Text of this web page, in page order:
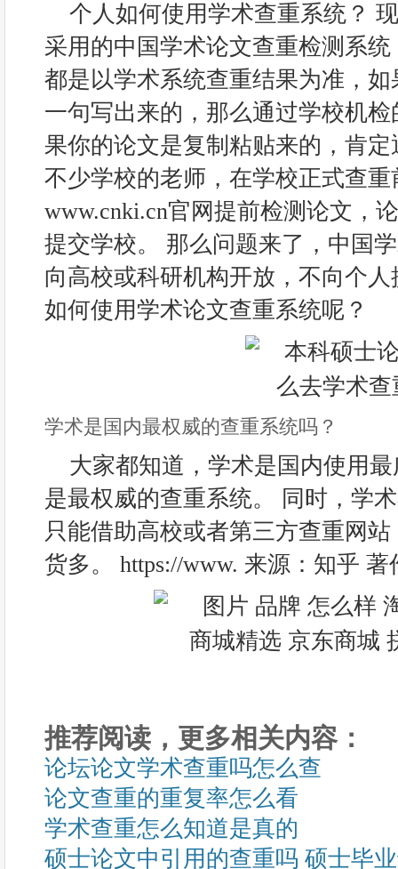
个人如何使用学术查重系统？
采用的中国学术论文查重检测系
都是以学术系统查重结果为准，
一句写出来的，那么通过学校机
果你的论文是复制粘贴来的，肯
不少学校的老师，在学校正式查
www.cnki.cn官网提前检测论文，
提交学校。 那么问题来了，中国
向高校或科研机构开放，不向个
如何使用学术论文查重系统呢？
学术是国内最权威的查重系统吗？
大家都知道，学术是国内使用
是最权威的查重系统。 同时，学
只能借助高校或者第三方查重网
货多。 https://www. 来源：知乎
推荐阅读，更多相关内容：
论坛论文学术查重吗怎么查
论文查重的重复率怎么看
学术查重怎么知道是真的
硕士论文中引用的查重吗 硕士毕